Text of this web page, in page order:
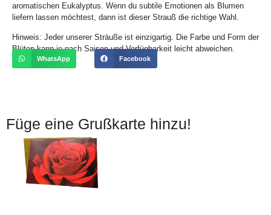
aromatischen Eukalyptus. Wenn du subtile Emotionen als Blumen
liefern lassen möchtest, dann ist dieser Strauß die richtige Wahl.
Hinweis: Jeder unserer Sträuße ist einzigartig. Die Farbe und Form der
Blüten kann je nach Saison und Verfügbarkeit leicht abweichen.
WhatsApp Facebook
Füge eine Grußkarte hinzu!